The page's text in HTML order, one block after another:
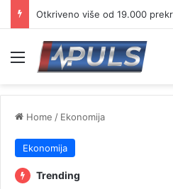
Menu
Home / Ekonomija
Ekonomija
Trending